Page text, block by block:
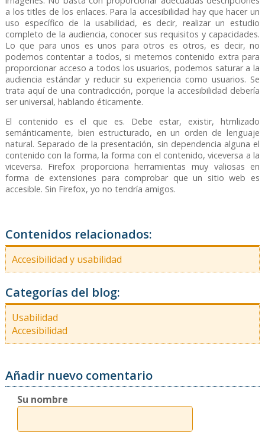
a los titles de los enlaces. Para la accesibilidad hay que hacer un
uso específico de la usabilidad, es decir, realizar un estudio
completo de la audiencia, conocer sus requisitos y capacidades.
Lo que para unos es unos para otros es otros, es decir, no
podemos contentar a todos, si metemos contenido extra para
proporcionar acceso a todos los usuarios, podemos saturar a la
audiencia estándar y reducir su experiencia como usuarios. Se
trata aquí de una contradicción, porque la accesibilidad debería
ser universal, hablando éticamente.
El contenido es el que es. Debe estar, existir, htmlizado
semánticamente, bien estructurado, en un orden de lenguaje
natural. Separado de la presentación, sin dependencia alguna el
contenido con la forma, la forma con el contenido, viceversa a la
viceversa. Firefox proporciona herramientas muy valiosas en
forma de extensiones para comprobar que un sitio web es
accesible. Sin Firefox, yo no tendría amigos.
Contenidos relacionados:
Accesibilidad y usabilidad
Categorías del blog:
Usabilidad
Accesibilidad
Añadir nuevo comentario
Su nombre